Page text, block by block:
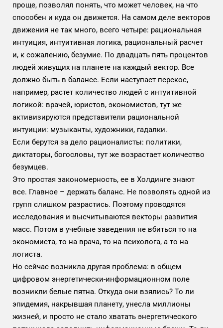
проще, позволял понять, что может человек, на что
способен и куда он движется. На самом деле векторов
движения не так много, всего четыре: рациональная
интуиция, интуитивная логика, рациональный расчет
и, к сожалению, безумие. По двадцать пять процентов
людей живущих на планете на каждый вектор. Все
должно быть в балансе. Если наступает перекос,
например, растет количество людей с интуитивной
логикой: врачей, юристов, экономистов, тут же
активизируются представители рациональной
интуиции: музыканты, художники, гадалки.
Если берутся за дело рационалисты: политики,
диктаторы, богословы, тут же возрастает количество
безумцев.
Это простая закономерность, ее в Холдинге знают
все. Главное – держать баланс. Не позволять одной из
групп слишком разрастись. Поэтому проводятся
исследования и высчитываются векторы развития
масс. Потом в учебные заведения не вбиться то на
экономиста, то на врача, то на психолога, а то на
логиста.
Но сейчас возникла другая проблема: в общем
цифровом энергетически-информационном поле
возникли белые пятна. Откуда они взялись? То ли
эпидемия, накрывшая планету, унесла миллионы
жизней, и просто не стало хватать энергетического